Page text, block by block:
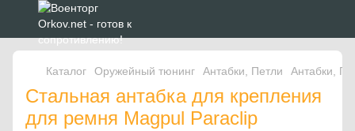
Каталог Оружейный тюнинг Антабки, Петли Антабки,
Стальная антабка для крепления
для ремня Magpul Paraclip